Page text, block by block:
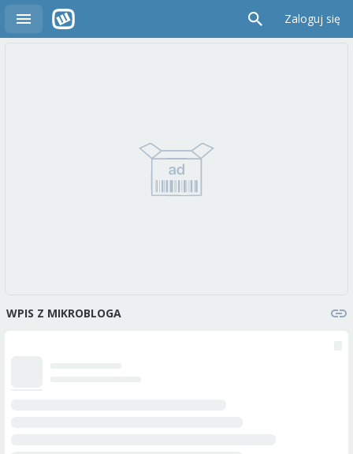
Zaloguj się
WPIS Z MIKROBLOGA